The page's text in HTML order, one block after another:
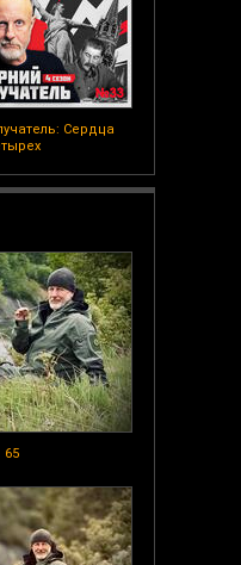
Сердца
65